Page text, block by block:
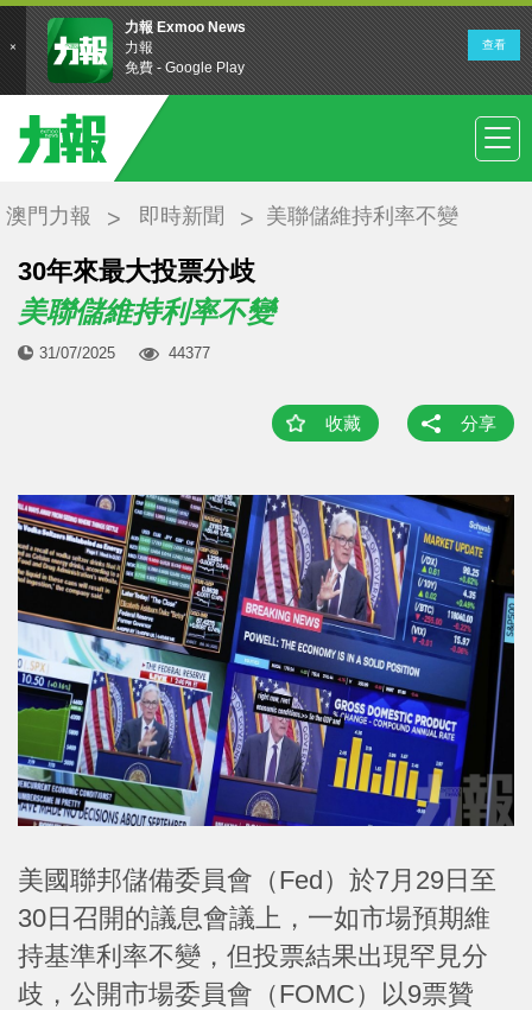
澳門力報 即時新聞 美聯儲維持利率不變
30年來最大投票分歧
美聯儲維持利率不變
31/07/2025 44377
收藏 分享
美國聯邦儲備委員會（Fed）於7月29日至
30日召開的議息會議上，一如市場預期維
持基準利率不變，但投票結果出現罕見分
歧，公開市場委員會（FOMC）以9票贊